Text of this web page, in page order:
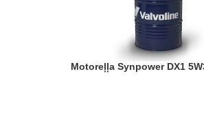
Motoreļļa Synpower DX1